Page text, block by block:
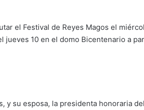
el Festival de Reyes Magos el
jueves 10 en el domo Bicentenario a
su esposa, la presidenta honoraria